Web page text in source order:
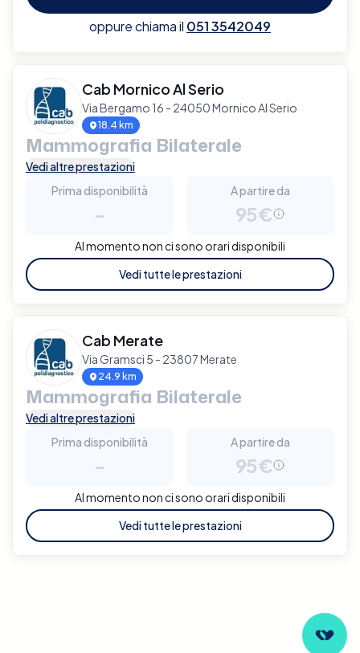
oppure chiama il 051 3542049
Cab Mornico Al Serio
Via Bergamo 16 - 24050 Mornico Al Serio
18.4 km
Mammografia Bilaterale
Vedi altre prestazioni
Prima disponibilità
-
A partire da
95€
Al momento non ci sono orari disponibili
Vedi tutte le prestazioni
Cab Merate
Via Gramsci 5 - 23807 Merate
24.9 km
Mammografia Bilaterale
Vedi altre prestazioni
Prima disponibilità
-
A partire da
95€
Al momento non ci sono orari disponibili
Vedi tutte le prestazioni